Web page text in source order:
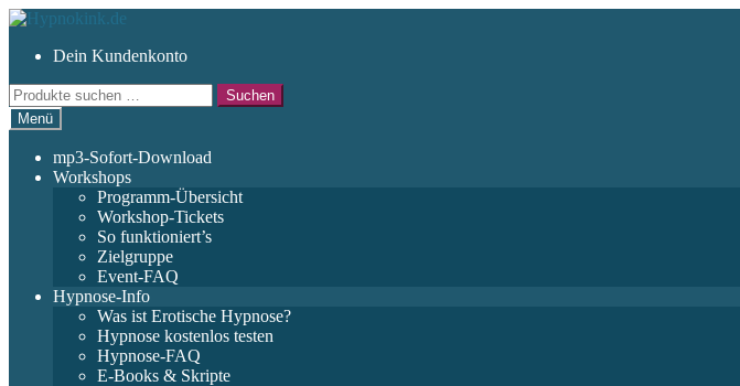
Zur
springen
Zum
springenDein Kundenkonto
Suchen
nach:
Suchen
Menü
mp3-Sofort-Download
Workshops
Programm-Übersicht
Workshop-Tickets
So funktioniert’s
Zielgruppe
Event-FAQ
Hypnose-Info
Was ist Erotische Hypnose?
Hypnose kostenlos testen
Hypnose-FAQ
E-Books & Skripte